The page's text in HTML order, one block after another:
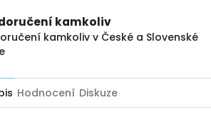
kamkoliv
kamkoliv v České a Slovenské
Hodnocení Diskuze